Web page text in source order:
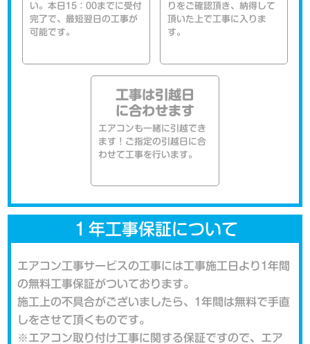
い。本日15：00までに受付
完了で、最短翌日の工事が
可能です。
りをご確認頂き、納得して
頂いた上で工事に入りま
す。
工事は引越日
に合わせます
エアコンも一緒に引越でき
ます！ご指定の引越日に合
わせて工事を行います。
１年工事保証について
エアコン工事サービスの工事には工事施工日より1年間
の無料工事保証がついております。
施工上の不具合がございましたら、1年間は無料で手直
しをさせて頂くものです。
※エアコン取り付け工事に関する保証ですので、エア